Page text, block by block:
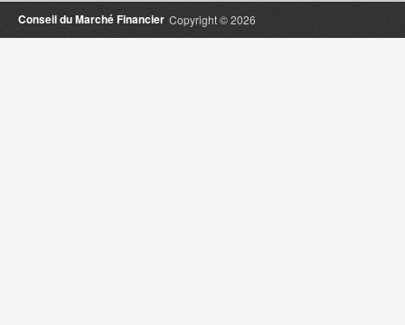
Copyright © 2026
Conseil du Marché Financier